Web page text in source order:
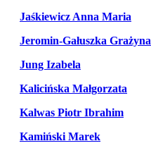
Jaśkiewicz Anna Maria
Jeromin-Gałuszka Grażyna
Jung Izabela
Kalicińska Małgorzata
Kalwas Piotr Ibrahim
Kamiński Marek